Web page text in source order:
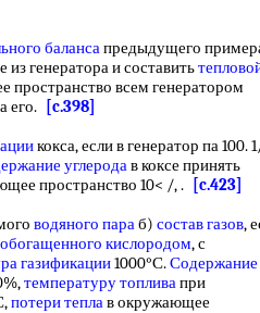
балансапредыдущего
из генератора и составить
пространство всем генератором
его.
[c.398]
кокса, если в генератор па 100.
углеродав коксе принять
пространство 10< /, .
[c.423]
водяного параб) состав газов,
обогащенного кислородом, с
газификации1000°С.Содержание
температуру топливапри
потери теплав окружающее